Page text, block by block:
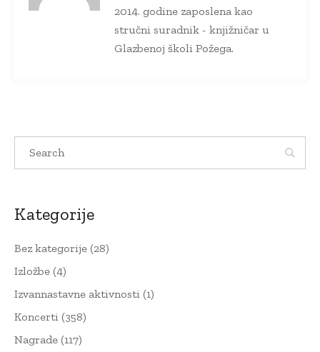
2014. godine zaposlena kao
stručni suradnik - knjižničar u
Glazbenoj školi Požega.
Kategorije
Bez kategorije (28)
Izložbe (4)
Izvannastavne aktivnosti (1)
Koncerti (358)
Nagrade (117)